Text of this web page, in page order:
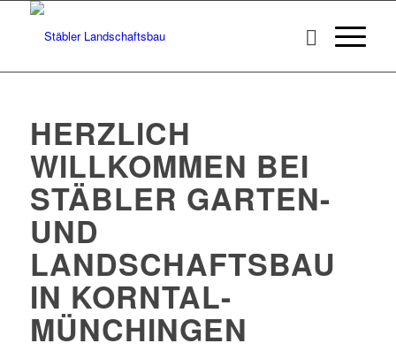
HERZLICH
WILLKOMMEN BEI
STÄBLER GARTEN-
UND
LANDSCHAFTSBAU
IN KORNTAL-
MÜNCHINGEN